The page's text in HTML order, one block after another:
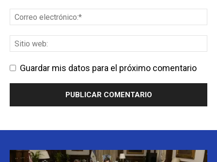
Guardar mis datos para el próximo comentario